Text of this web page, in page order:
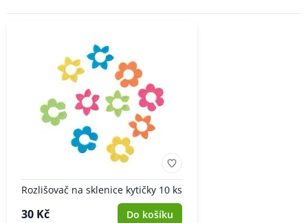
Rozlišovač na sklenice kytičky 10 ks
30 Kč Do košíku